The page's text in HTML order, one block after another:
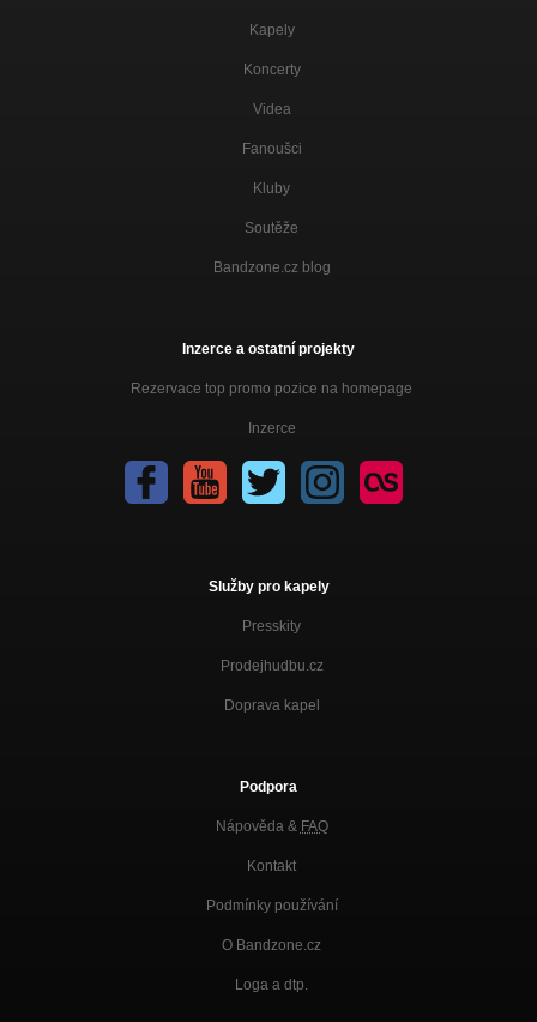
Kapely
Koncerty
Videa
Fanoušci
Kluby
Soutěže
Bandzone.cz blog
Inzerce a ostatní projekty
Rezervace top promo pozice na homepage
Inzerce
Služby pro kapely
Presskity
Prodejhudbu.cz
Doprava kapel
Podpora
Nápověda & FAQ
Kontakt
Podmínky používání
O Bandzone.cz
Loga a dtp.